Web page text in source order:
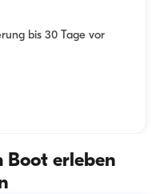
bis 30 Tage vor
Boot erleben